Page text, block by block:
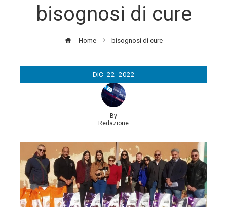
bisognosi di cure
Home bisognosi di cure
DIC 22 2022
By
Redazione